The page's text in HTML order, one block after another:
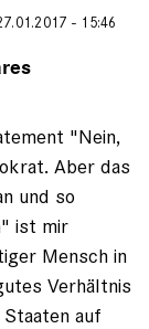
- 15:46
"Nein,
Aber das
und so
ist mir
Mensch in
Verhältnis
auf